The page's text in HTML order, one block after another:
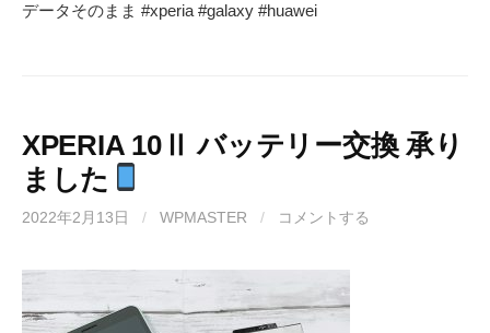
データそのまま #xperia #galaxy #huawei
XPERIA 10Ⅱ バッテリー交換 承り
ました
2022年2月13日 / WPMASTER / コメントする